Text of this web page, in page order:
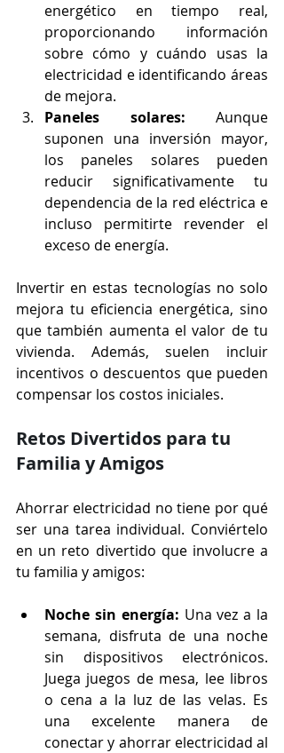
energético en tiempo real,
proporcionando información
sobre cómo y cuándo usas la
electricidad e identificando áreas
de mejora.
Paneles solares: Aunque
suponen una inversión mayor,
los paneles solares pueden
reducir significativamente tu
dependencia de la red eléctrica e
incluso permitirte revender el
exceso de energía.
Invertir en estas tecnologías no solo
mejora tu eficiencia energética, sino
que también aumenta el valor de tu
vivienda. Además, suelen incluir
incentivos o descuentos que pueden
compensar los costos iniciales.
Retos Divertidos para tu
Familia y Amigos
Ahorrar electricidad no tiene por qué
ser una tarea individual. Conviértelo
en un reto divertido que involucre a
tu familia y amigos:
Noche sin energía: Una vez a la
semana, disfruta de una noche
sin dispositivos electrónicos.
Juega juegos de mesa, lee libros
o cena a la luz de las velas. Es
una excelente manera de
conectar y ahorrar electricidad al